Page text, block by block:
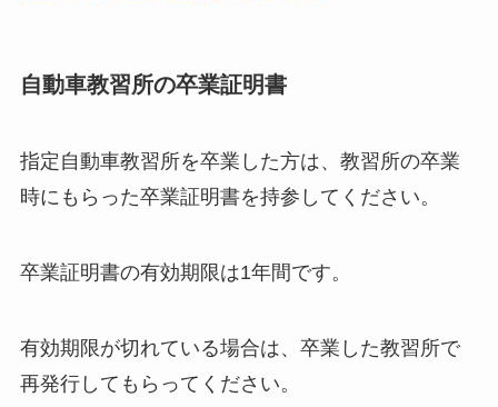
自動車教習所の卒業証明書
指定自動車教習所を卒業した方は、教習所の卒業
時にもらった卒業証明書を持参してください。
卒業証明書の有効期限は1年間です。
有効期限が切れている場合は、卒業した教習所で
再発行してもらってください。